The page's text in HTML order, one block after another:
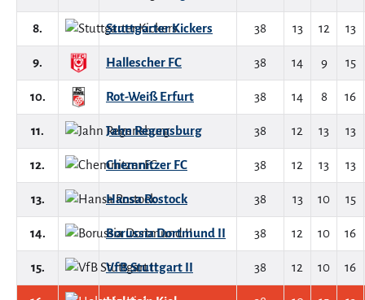
8. Stuttgarter Kickers 38 13 12 13
9. Hallescher FC 38 14 9 15
10. Rot-Weiß Erfurt 38 14 8 16
11. Jahn Regensburg 38 12 13 13
12. Chemnitzer FC 38 12 13 13
13. Hansa Rostock 38 13 10 15
14. Borussia Dortmund II 38 12 10 16
15. VfB Stuttgart II 38 12 10 16